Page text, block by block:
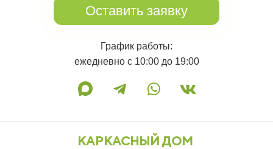
Оставить заявку
График работы:
ежедневно с 10:00 до 19:00
КАРКАСНЫЙ ДОМ